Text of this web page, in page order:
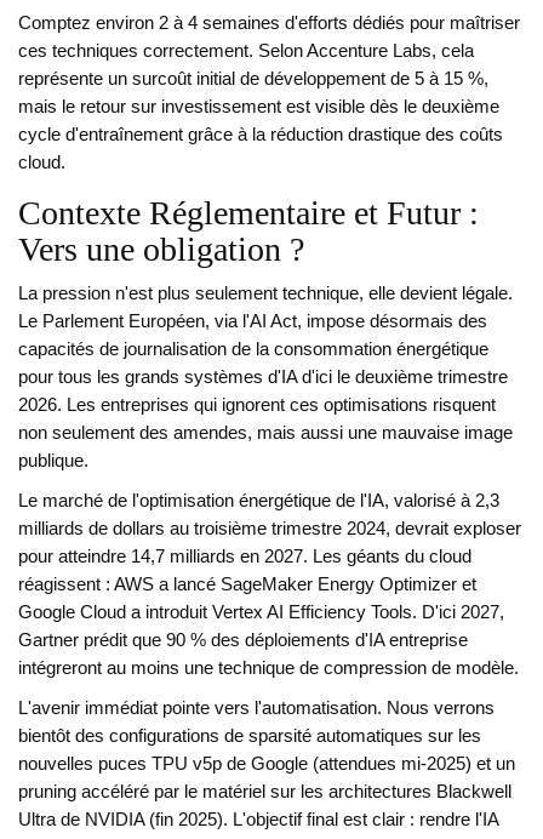
Comptez environ 2 à 4 semaines d'efforts dédiés pour maîtriser
ces techniques correctement. Selon Accenture Labs, cela
représente un surcoût initial de développement de 5 à 15 %,
mais le retour sur investissement est visible dès le deuxième
cycle d'entraînement grâce à la réduction drastique des coûts
cloud.
Contexte Réglementaire et Futur :
Vers une obligation ?
La pression n'est plus seulement technique, elle devient légale.
Le Parlement Européen, via l'AI Act, impose désormais des
capacités de journalisation de la consommation énergétique
pour tous les grands systèmes d'IA d'ici le deuxième trimestre
2026. Les entreprises qui ignorent ces optimisations risquent
non seulement des amendes, mais aussi une mauvaise image
publique.
Le marché de l'optimisation énergétique de l'IA, valorisé à 2,3
milliards de dollars au troisième trimestre 2024, devrait exploser
pour atteindre 14,7 milliards en 2027. Les géants du cloud
réagissent : AWS a lancé SageMaker Energy Optimizer et
Google Cloud a introduit Vertex AI Efficiency Tools. D'ici 2027,
Gartner prédit que 90 % des déploiements d'IA entreprise
intégreront au moins une technique de compression de modèle.
L'avenir immédiat pointe vers l'automatisation. Nous verrons
bientôt des configurations de sparsité automatiques sur les
nouvelles puces TPU v5p de Google (attendues mi-2025) et un
pruning accéléré par le matériel sur les architectures Blackwell
Ultra de NVIDIA (fin 2025). L'objectif final est clair : rendre l'IA